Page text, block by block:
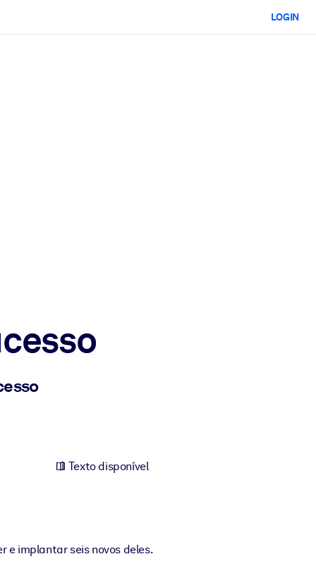
LOGIN
Texto disponível
e implantar seis novos deles.